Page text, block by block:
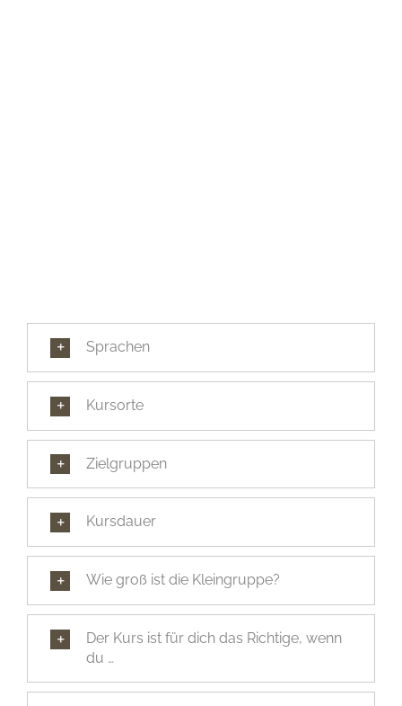
Sprachen
Kursorte
Zielgruppen
Kursdauer
Wie groß ist die Kleingruppe?
Der Kurs ist für dich das Richtige, wenn
du …